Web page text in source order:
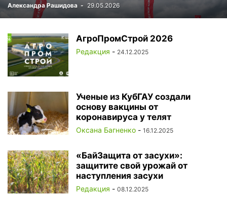
Александра Рашидова - 29.05.2026
АгроПромСтрой 2026
Редакция - 24.12.2025
Ученые из КубГАУ создали
основу вакцины от
коронавируса у телят
Оксана Багненко - 16.12.2025
«БайЗащита от засухи»:
защитите свой урожай от
наступления засухи
Редакция - 08.12.2025